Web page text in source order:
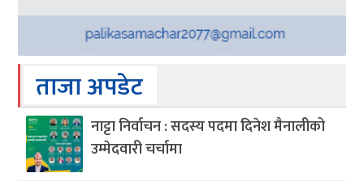
ताजा अपडेट
नाट्टा निर्वाचन : सदस्य पदमा दिनेश मैनालीको
उम्मेदवारी चर्चामा